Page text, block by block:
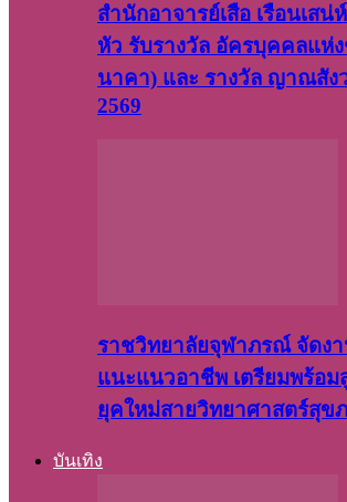
สำนักอาจารย์เสือ เรือนเส
หัว รับรางวัล อัครบุคคลแห่
นาคา) และ รางวัล ญาณสัง
2569
ราชวิทยาลัยจุฬาภรณ์ จัดง
แนะแนวอาชีพ เตรียมพร้อม
ยุคใหม่สายวิทยาศาสตร์สุข
บันเทิง